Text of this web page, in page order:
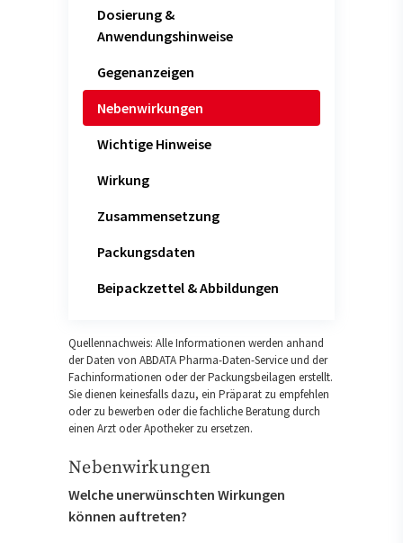
Dosierung &
Anwendungshinweise
Gegenanzeigen
Nebenwirkungen
Wichtige Hinweise
Wirkung
Zusammensetzung
Packungsdaten
Beipackzettel & Abbildungen
Quellennachweis: Alle Informationen werden anhand
der Daten von ABDATA Pharma-Daten-Service und der
Fachinformationen oder der Packungsbeilagen erstellt.
Sie dienen keinesfalls dazu, ein Präparat zu empfehlen
oder zu bewerben oder die fachliche Beratung durch
einen Arzt oder Apotheker zu ersetzen.
Nebenwirkungen
Welche unerwünschten Wirkungen
können auftreten?